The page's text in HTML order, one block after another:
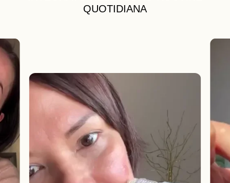
QUOTIDIANA